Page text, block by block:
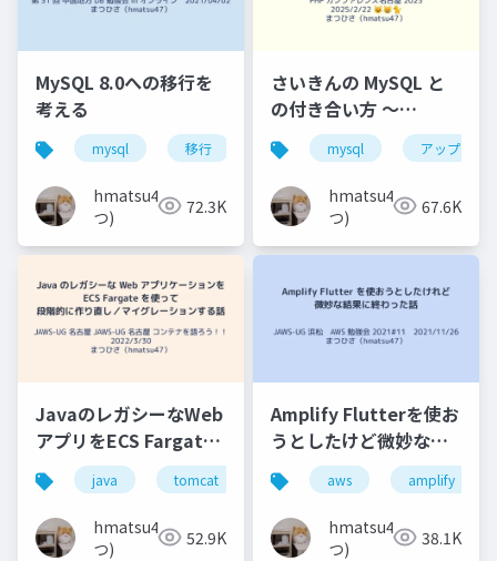
MySQL 8.0への移行を
考える
mysql 移行 バージョンアップ 中国地方
hmatsu47(ま
つ)
72.3K
さいきんの MySQL と
の付き合い方 〜
MySQL 8.0 より後の世
界へようこそ 〜
mysql アップグレ
hmatsu47(ま
つ)
67.6K
JavaのレガシーなWeb
アプリをECS Fargate
を使って段階的に作り
直し／マイグレーショ
ンする話
java tomcat aws jaws-ug
hmatsu47(ま
つ)
52.9K
Amplify Flutterを使お
うとしたけど微妙な結
果に終わった話
aws amplify
hmatsu47(ま
つ)
38.1K